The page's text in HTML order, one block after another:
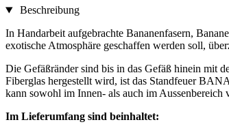
Beschreibung
In Handarbeit aufgebrachte Bananenfasern,
exotische Atmosphäre geschaffen werden soll,
Die Gefäßränder sind bis in das Gefäß hinein mit
Fiberglas hergestellt wird, ist das Standfeuer
kann sowohl im Innen- als auch im Aussenbereich
Im Lieferumfang sind beinhaltet: